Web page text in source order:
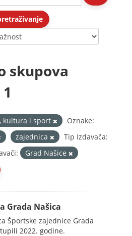
skupova
kultura i sport
Oznake:
zajednica
Tip Izdavača:
Grad Našice
Grada Našica
Športske zajednice Grada
2022. godine.